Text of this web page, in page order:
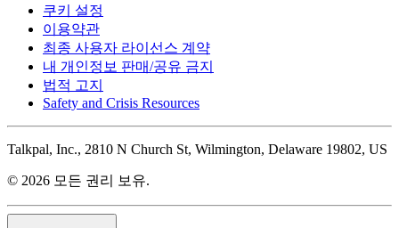
쿠키 설정
이용약관
최종 사용자 라이선스 계약
내 개인정보 판매/공유 금지
법적 고지
Safety and Crisis Resources
Talkpal, Inc., 2810 N Church St, Wilmington, Delaware 19802, US
© 2026 모든 권리 보유.